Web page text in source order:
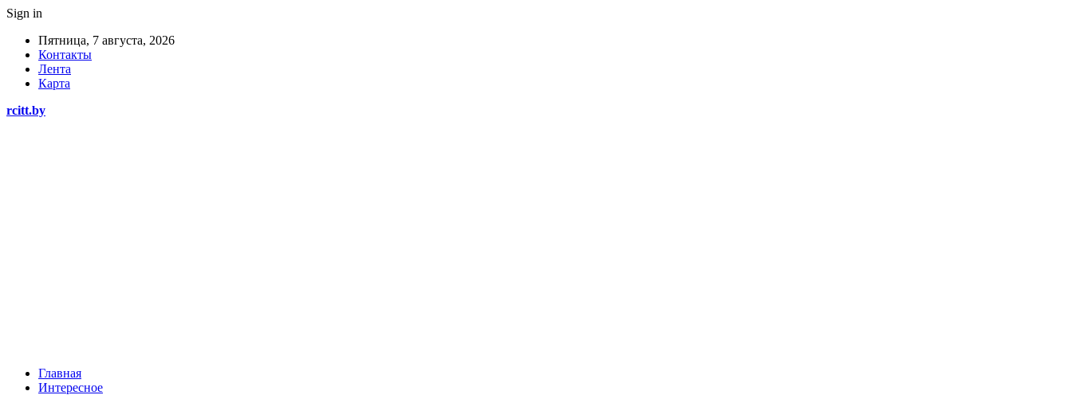
Sign in
Пятница, 7 августа, 2026
Контакты
Лента
Карта
rcitt.by
Главная
Интересное